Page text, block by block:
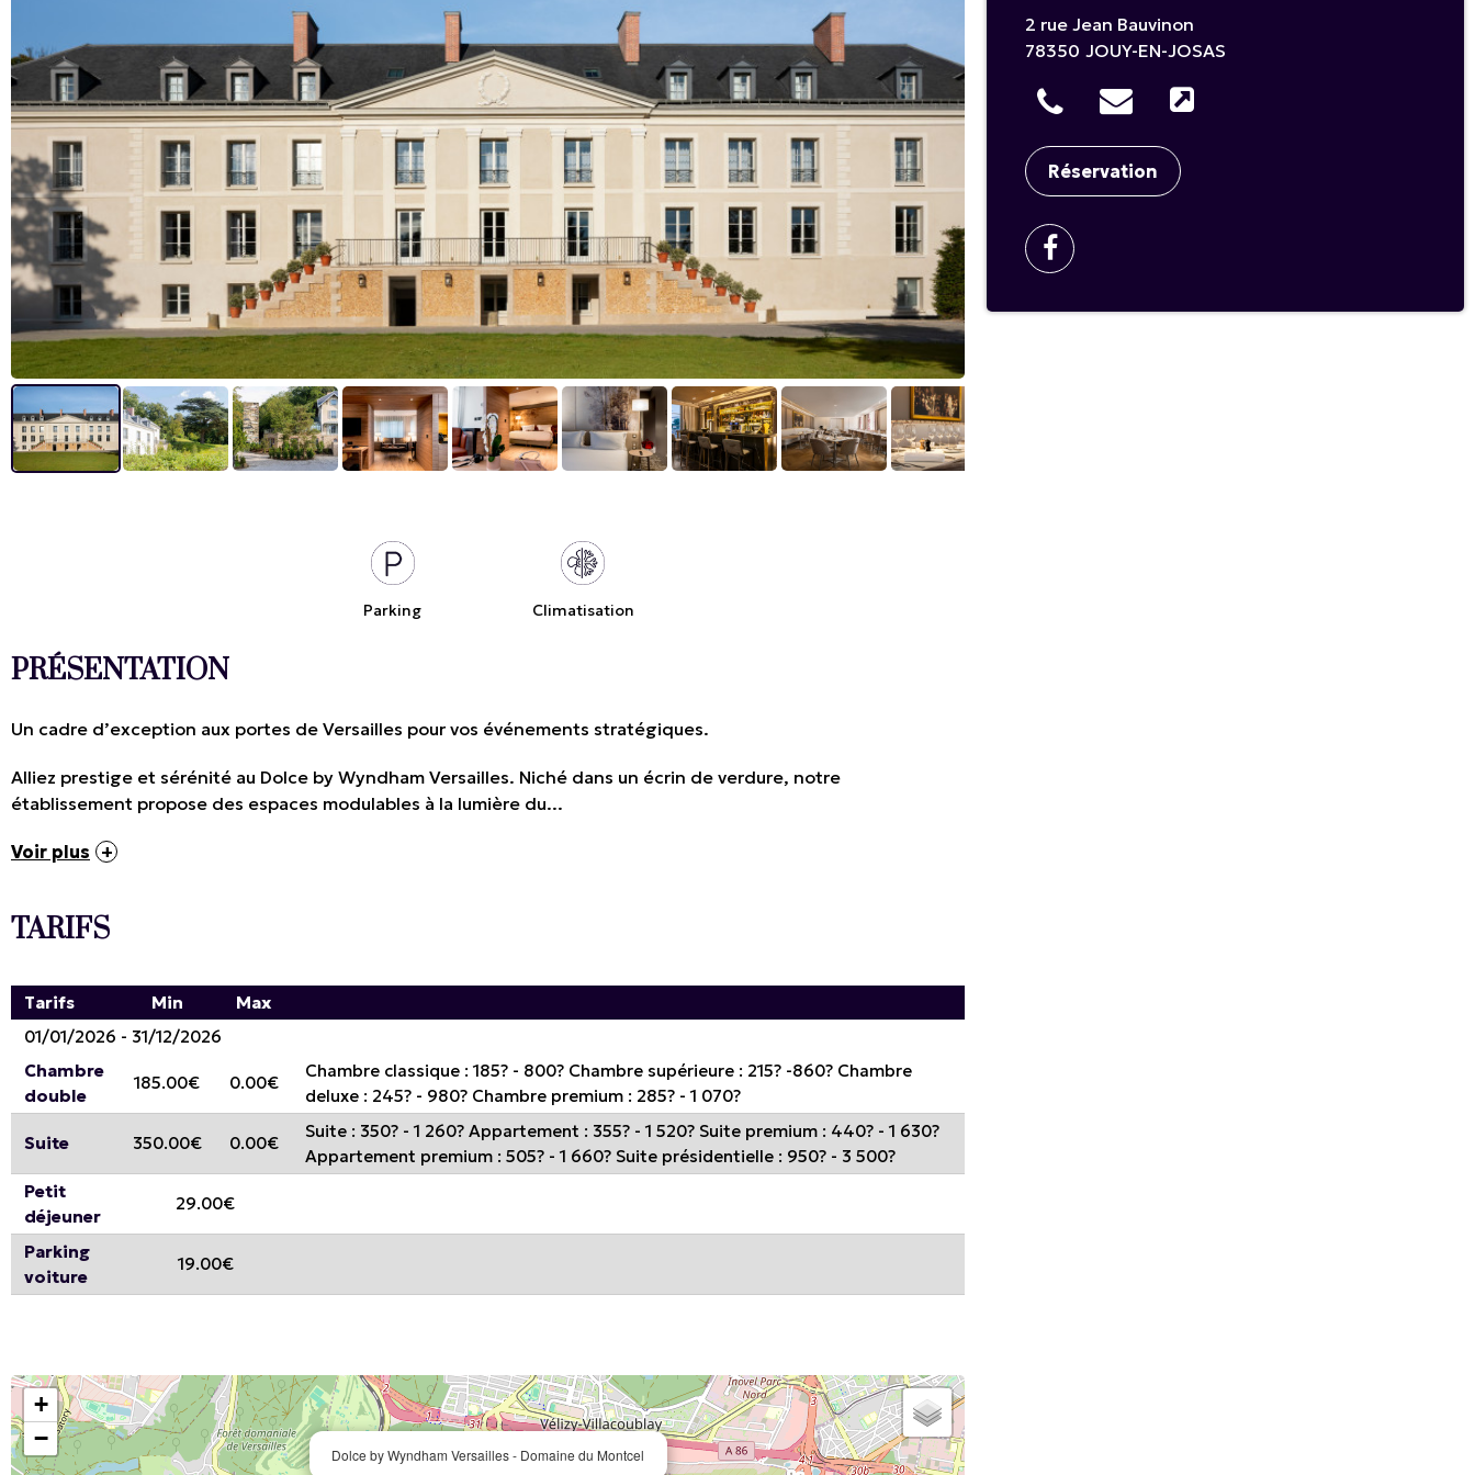
Parking Climatisation
PRÉSENTATION
Un cadre d’exception aux portes de Versailles pour vos événements stratégiques.
Alliez prestige et sérénité au Dolce by Wyndham Versailles. Niché dans un écrin de verdure, notre
établissement propose des espaces modulables à la lumière du...
Voir plus
TARIFS
Tarifs Min
Max
01/01/2026 - 31/12/2026
Chambre
double
185.00€ 0.00€
Chambre classique : 185? - 800? Chambre supérieure : 215? -860? Chambre
deluxe : 245? - 980? Chambre premium : 285? - 1 070?
Suite 350.00€ 0.00€
Suite : 350? - 1 260? Appartement : 355? - 1 520? Suite premium : 440? - 1 630?
Appartement premium : 505? - 1 660? Suite présidentielle : 950? - 3 500?
Petit
déjeuner
29.00€
Parking
voiture
19.00€
Dolce by Wyndham Versailles - Domaine du Montcel
+
−
2 rue Jean Bauvinon
78350 JOUY-EN-JOSAS
Réservation